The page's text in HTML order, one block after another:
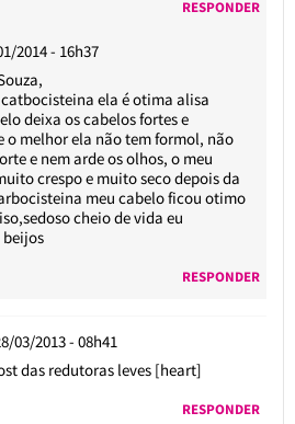
RESPONDER
2014 - 16h37
,
catbocisteina ela é otima alisa
deixa os cabelos fortes e
o melhor ela não tem formol, não
e nem arde os olhos, o meu
crespo e muito seco depois da
meu cabelo ficou otimo
cheio de vida eu
beijos
RESPONDER
03/2013 - 08h41
das redutoras leves [heart]
RESPONDER